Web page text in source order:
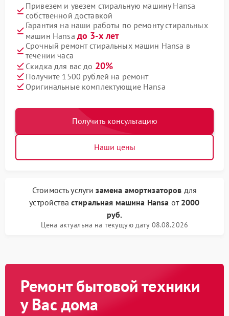
Привезем и увезем стиральную машину Hansa
собственной доставкой
Гарантия на наши работы по ремонту стиральных
машин Hansa до 3-х лет
Срочный ремонт стиральных машин Hansa в
течении часа
Скидка для вас до 20%
Получите 1500 рублей на ремонт
Оригинальные комплектующие Hansa
Получить консультацию
Наши цены
Стоимость услугизамена амортизаторов для
устройства стиральная машина Hansa от 2000
руб.
Цена актуальна на текущую дату 08.08.2026
Ремонт бытовой техники
у Вас дома